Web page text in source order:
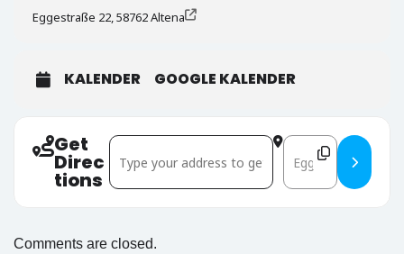
Eggestraße 22, 58762 Altena
KALENDER GOOGLE KALENDER
Get
Direc
tions
Address - Rover- und Leiter-Wochenende []
Destination
Comments are closed.